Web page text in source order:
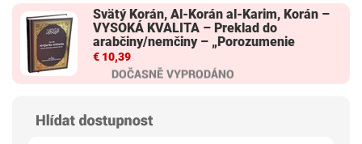
Svätý Korán, Al-Korán al-Karim, Korán –
VYSOKÁ KVALITA – Preklad do
arabčiny/nemčiny – „Porozumenie
€ 10,39